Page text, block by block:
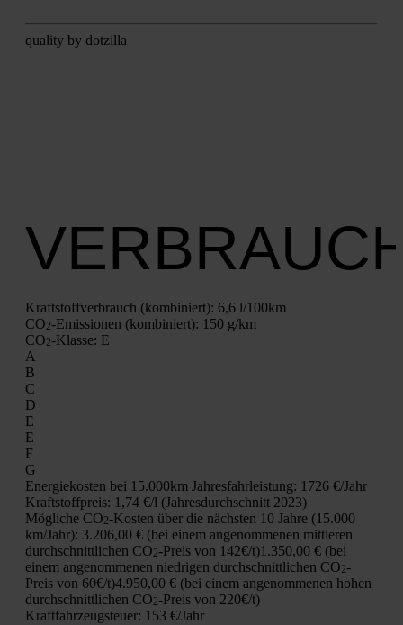
qua­li­ty by dot­zil­la
Kraft­stoff­ver­brauch (kom­bi­niert): 6,6 l/100km
CO2-Emis­sio­nen (kom­bi­niert): 150 g/km
CO2-Klas­se: E
A
B
C
D
E
E
F
G
Ener­gie­kos­ten bei 15.000km Jah­res­fahr­leis­tung: 1726 €/Jahr
Kraft­stoff­preis: 1,74 €/l (Jah­res­durch­schnitt 2023)
Mög­li­che CO2-Kos­ten über die nächs­ten 10 Jah­re (15.000
km/Jahr): 3.206,00 € (bei einem ange­nom­me­nen mitt­le­ren
durch­schnitt­li­chen CO2-Preis von 142€/t)1.350,00 € (bei
einem ange­nom­me­nen nied­ri­gen durch­schnitt­li­chen CO2-
Preis von 60€/t)4.950,00 € (bei einem ange­nom­me­nen hohen
durch­schnitt­li­chen CO2-Preis von 220€/t)
Kraft­fahr­zeug­steu­er: 153 €/Jahr